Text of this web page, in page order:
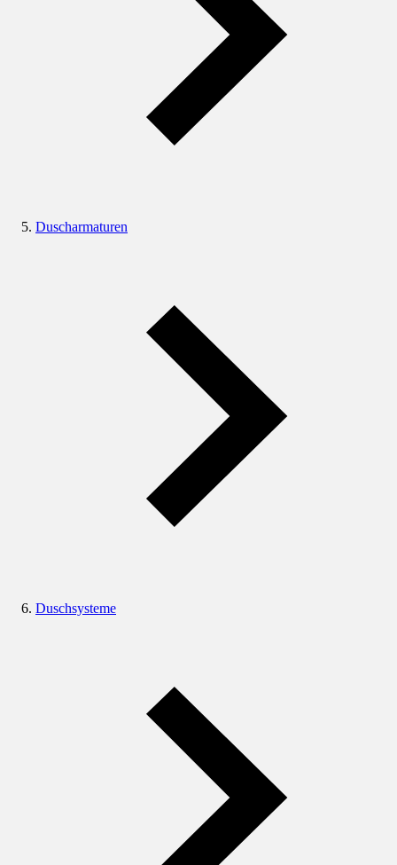
Duscharmaturen
Duschsysteme